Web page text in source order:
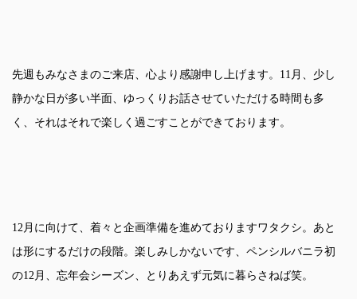
先週もみなさまのご来店、心より感謝申し上げます。11月、少し
静かな日が多い半面、ゆっくりお話させていただける時間も多
く、それはそれで楽しく過ごすことができております。
12月に向けて、着々と企画準備を進めておりますワタクシ。あと
は形にするだけの段階。楽しみしかないです、ペンシルバニラ初
の12月、忘年会シーズン、とりあえず元気に暮らさねば笑。